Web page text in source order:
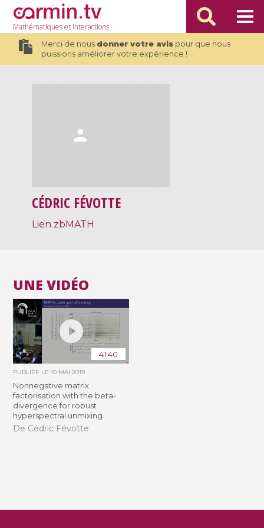
Mathématiqueset Interactions
Merci de nous donner votre avispour que nous
puissions améliorer votre expérience !
CÉDRIC FÉVOTTE
Lien zbMATH
UNE VIDÉO
41:40
PUBLIÉE LE10 MAI 2019
Nonnegative matrix
factorisation with the beta-
divergence for robust
hyperspectral unmixing
De Cédric Févotte